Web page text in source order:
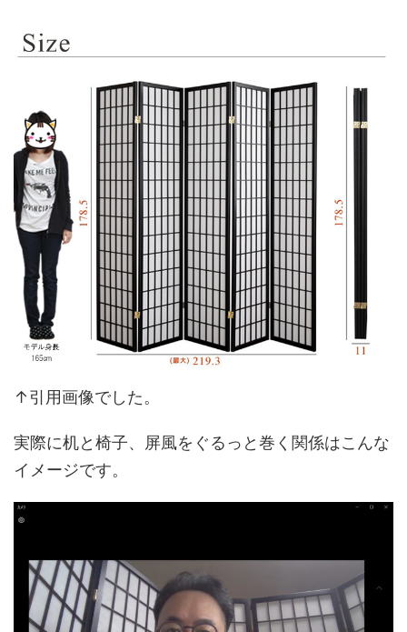
↑引用画像でした。
実際に机と椅子、屏風をぐるっと巻く関係はこんな
イメージです。